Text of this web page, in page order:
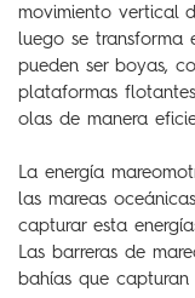
movimiento vertical
luego se transforma
pueden ser boyas,
plataformas
olas de manera
La energía
las mareas
capturar esta
Las barreras de
bahías que